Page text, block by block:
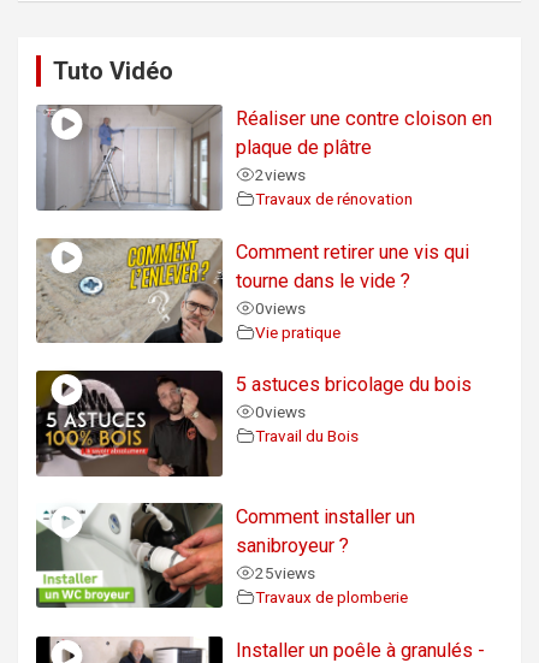
Tuto Vidéo
Réaliser une contre cloison en
plaque de plâtre
2views
Travaux de rénovation
Comment retirer une vis qui
tourne dans le vide ?
0views
Vie pratique
5 astuces bricolage du bois
0views
Travail du Bois
Comment installer un
sanibroyeur ?
25views
Travaux de plomberie
Installer un poêle à granulés -